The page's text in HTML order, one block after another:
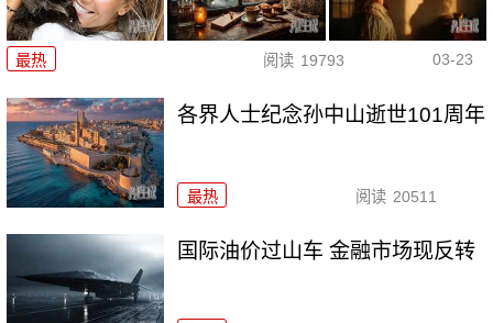
最热 阅读 19793 03-23
各界人士纪念孙中山逝世101周年
最热 阅读 20511
国际油价过山车 金融市场现反转